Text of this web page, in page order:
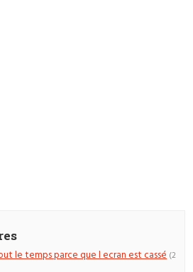
le temps parce que l ecran est cassé (2